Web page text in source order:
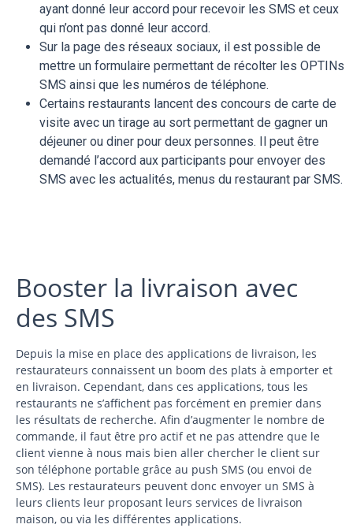
ayant donné leur accord pour recevoir les SMS et ceux
qui n’ont pas donné leur accord.
Sur la page des réseaux sociaux, il est possible de
mettre un formulaire permettant de récolter les OPTINs
SMS ainsi que les numéros de téléphone.
Certains restaurants lancent des concours de carte de
visite avec un tirage au sort permettant de gagner un
déjeuner ou diner pour deux personnes. Il peut être
demandé l’accord aux participants pour envoyer des
SMS avec les actualités, menus du restaurant par SMS.
Booster la livraison avec
des SMS
Depuis la mise en place des applications de livraison, les
restaurateurs connaissent un boom des plats à emporter et
en livraison. Cependant, dans ces applications, tous les
restaurants ne s’affichent pas forcément en premier dans
les résultats de recherche. Afin d’augmenter le nombre de
commande, il faut être pro actif et ne pas attendre que le
client vienne à nous mais bien aller chercher le client sur
son téléphone portable grâce au push SMS (ou envoi de
SMS). Les restaurateurs peuvent donc envoyer un SMS à
leurs clients leur proposant leurs services de livraison
maison, ou via les différentes applications.